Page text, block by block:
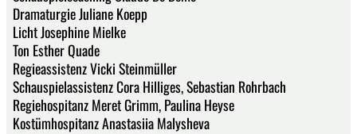
Dramaturgie Juliane Koepp
Licht Josephine Mielke
Ton Esther Quade
Regieassistenz Vicki Steinmüller
Schauspielassistenz Cora Hilliges, Sebastian Rohrbach
Regiehospitanz Meret Grimm, Paulina Heyse
Kostümhospitanz Anastasiia Malysheva